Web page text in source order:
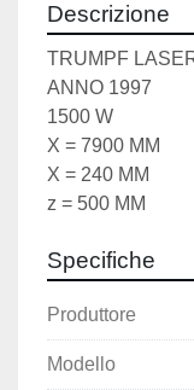
Descrizione
TRUMPF
ANNO 1997
1500 W
X = 7900 MM
X = 240 MM
z = 500 MM
Specifiche
Produttore
Modello